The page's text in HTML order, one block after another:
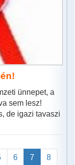
ünnepet, a
sem lesz!
de igazi tavaszi
6 7 8